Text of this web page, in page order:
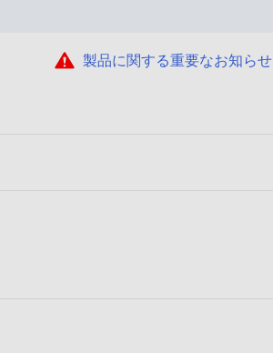
製品に関する重要なお知らせ